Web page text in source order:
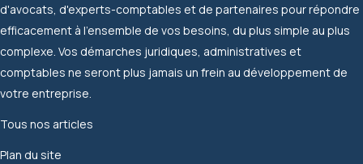
d'avocats, d'experts-comptables et de partenaires pour répondre
efficacement à l'ensemble de vos besoins, du plus simple au plus
complexe. Vos démarches juridiques, administratives et
comptables ne seront plus jamais un frein au développement de
votre entreprise.
Tous nos articles
Plan du site